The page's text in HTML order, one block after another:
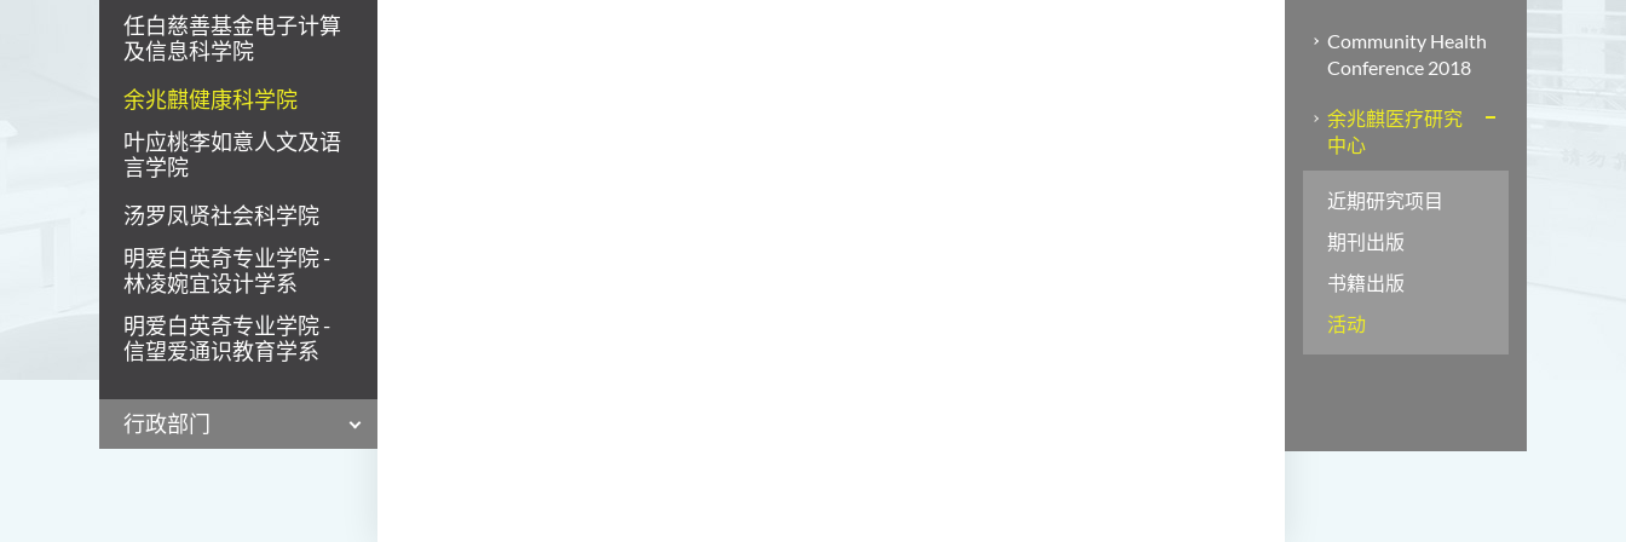
任白慈善基金电子计算
及信息科学院
余兆麒健康科学院
叶应桃李如意人文及语
言学院
汤罗凤贤社会科学院
明爱白英奇专业学院 -
林凌婉宜设计学系
明爱白英奇专业学院 -
信望爱通识教育学系
行政部门
Community Health
Conference 2018
余兆麒医疗研究
中心
近期研究项目
期刊出版
书籍出版
活动